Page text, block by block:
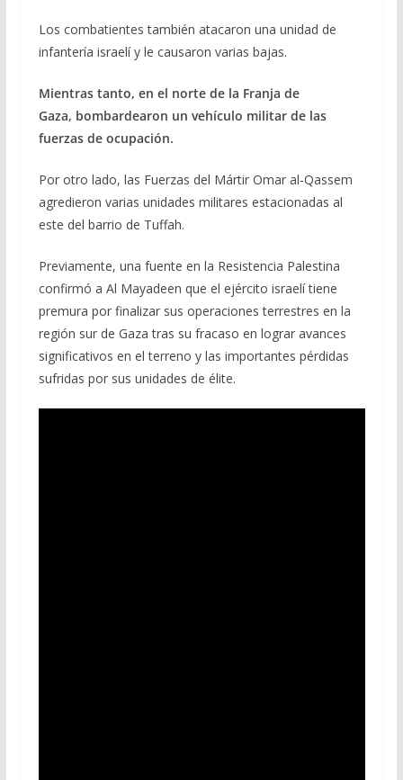
Los combatientes también atacaron una unidad de
infantería israelí y le causaron varias bajas.
Mientras tanto, en el norte de la Franja de
Gaza, bombardearon un vehículo militar de las
fuerzas de ocupación.
Por otro lado, las Fuerzas del Mártir Omar al-Qassem
agredieron varias unidades militares estacionadas al
este del barrio de Tuffah.
Previamente, una fuente en la Resistencia Palestina
confirmó a Al Mayadeen que el ejército israelí tiene
premura por finalizar sus operaciones terrestres en la
región sur de Gaza tras su fracaso en lograr avances
significativos en el terreno y las importantes pérdidas
sufridas por sus unidades de élite.